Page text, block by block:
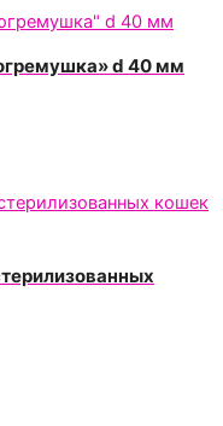
d 40 мм